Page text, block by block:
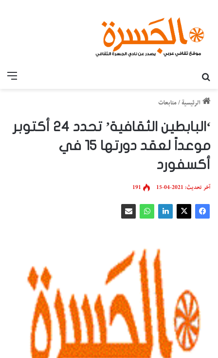
الرئيسية /متابعات
‘البابطين الثقافية’ تحدد 24 أكتوبر
موعداً لعقد دورتها 15 في
أكسفورد
آخر تحديث: 2021-04-15 191